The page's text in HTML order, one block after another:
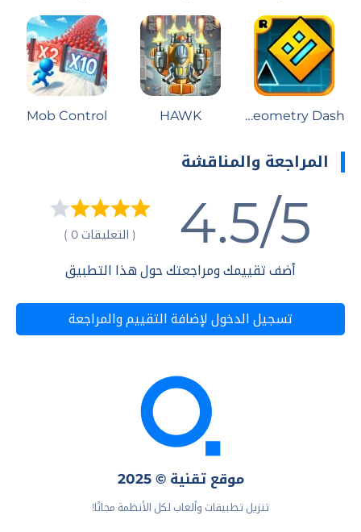
Geometry Dash
HAWK
Mob Control
المراجعة والمناقشة
4.5/5 ( التعليقات 0 )
أضف تقييمك ومراجعتك حول هذا التطبيق
تسجيل الدخول لإضافة التقييم والمراجعة
موقع تقنية © 2025
تنزيل تطبيقات وألعاب لكل الأنظمة مجانًا!